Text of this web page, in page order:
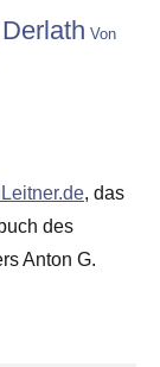
Von
, das
des
Anton G.